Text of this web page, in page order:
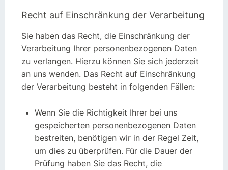
Recht auf Einschränkung der Verarbeitung
Sie haben das Recht, die Einschränkung der
Verarbeitung Ihrer personenbezogenen Daten
zu verlangen. Hierzu können Sie sich jederzeit
an uns wenden. Das Recht auf Einschränkung
der Verarbeitung besteht in folgenden Fällen:
Wenn Sie die Richtigkeit Ihrer bei uns
gespeicherten personenbezogenen Daten
bestreiten, benötigen wir in der Regel Zeit,
um dies zu überprüfen. Für die Dauer der
Prüfung haben Sie das Recht, die